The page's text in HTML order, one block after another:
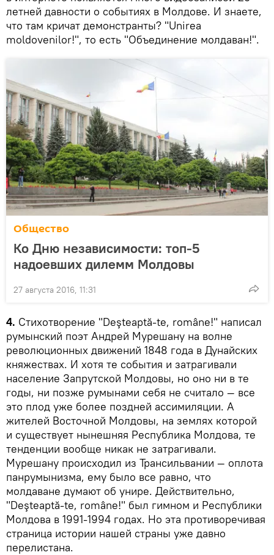
летней давности о событиях в Молдове. И знаете,
что там кричат демонстранты? "Unirea
moldovenilor!", то есть "Объединение молдаван!".
Общество
Ко Дню независимости: топ-5
надоевших дилемм Молдовы
27 августа 2016, 11:31
4. Стихотворение "Deşteaptă-te, române!" написал
румынский поэт Андрей Мурешану на волне
революционных движений 1848 года в Дунайских
княжествах. И хотя те события и затрагивали
население Запрутской Молдовы, но оно ни в те
годы, ни позже румынами себя не считало — все
это плод уже более поздней ассимиляции. А
жителей Восточной Молдовы, на землях которой
и существует нынешняя Республика Молдова, те
тенденции вообще никак не затрагивали.
Мурешану происходил из Трансильвании — оплота
панрумынизма, ему было все равно, что
молдаване думают об унире. Действительно,
"Deşteaptă-te, române!" был гимном и Республики
Молдова в 1991-1994 годах. Но эта противоречивая
страница истории нашей страны уже давно
перелистана.